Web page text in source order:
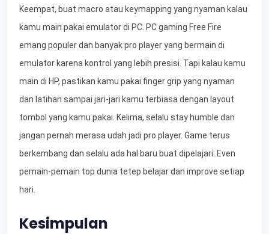
Keempat, buat macro atau keymapping yang nyaman kalau
kamu main pakai emulator di PC. PC gaming Free Fire
emang populer dan banyak pro player yang bermain di
emulator karena kontrol yang lebih presisi. Tapi kalau kamu
main di HP, pastikan kamu pakai finger grip yang nyaman
dan latihan sampai jari-jari kamu terbiasa dengan layout
tombol yang kamu pakai. Kelima, selalu stay humble dan
jangan pernah merasa udah jadi pro player. Game terus
berkembang dan selalu ada hal baru buat dipelajari. Even
pemain-pemain top dunia tetep belajar dan improve setiap
hari.
Kesimpulan